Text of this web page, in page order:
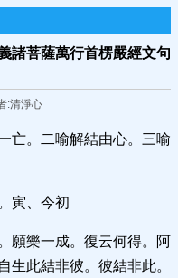
諸菩薩萬行首楞嚴經文句
:清淨心
亡。二喻解結由心。三喻
寅、今初
願樂一成。復云何得。阿
生此結非彼。彼結非此。